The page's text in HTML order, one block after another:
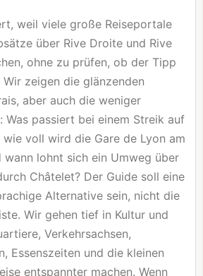
weil viele große Reiseportale
über Rive Droite und Rive
ohne zu prüfen, ob der Tipp
zeigen die glänzenden
aber auch die weniger
Was passiert bei einem Streik auf
voll wird die Gare de Lyon am
wann lohnt sich ein Umweg über
Châtelet? Der Guide soll eine
Alternative sein, nicht die
Wir gehen tief in Kultur und
Verkehrsachsen,
Essenszeiten und die kleinen
entspannter machen. Wenn